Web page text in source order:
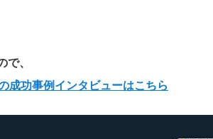
で、
成功事例インタビューはこちら